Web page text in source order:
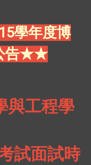
學年度博
告★★
與工程學
試面試時